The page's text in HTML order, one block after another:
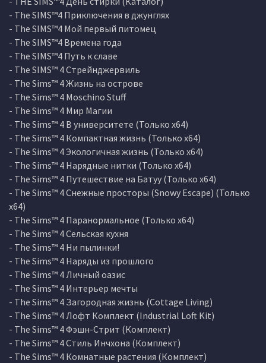
- The SIMS™4 Приключения в джунглях
- The SIMS™4 Мой первый питомец
- The SIMS™4 Времена года
- The SIMS™4 Путь к славе
- The SIMS™ 4 Стрейнджервиль
- The Sims™ 4 Жизнь на острове
- The Sims™ 4 Moschino Stuff
- The Sims™ 4 Мир Магии
- The Sims™ 4 В университете (Только х64)
- The Sims™ 4 Компактная жизнь (Только х64)
- The Sims™ 4 Экологичная жизнь (Только х64)
- The Sims™ 4 Нарядные нитки (Только х64)
- The Sims™ 4 Путешествие на Батуу (Только х64)
- The Sims™ 4 Снежные просторы (Snowy Escape) (Только
х64)
- The Sims™ 4 Паранормальное (Только х64)
- The Sims™ 4 Сельская кухня
- The Sims™ 4 Ни пылинки!
- The Sims™ 4 Наряды из прошлого
- The Sims™ 4 Личный оазис
- The Sims™ 4 Интерьер мечты
- The Sims™ 4 Загородная жизнь (Cottage Living)
- The Sims™ 4 Лофт Комплект (Industrial Loft Kit)
- The Sims™ 4 Фэшн-Стрит (Комплект)
- The Sims™ 4 Стиль Инчхона (Комплект)
- The Sims™ 4 Комнатные растения (Комплект)